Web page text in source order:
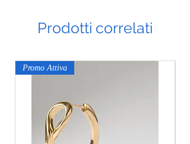
Prodotti correlati
Promo Attiva